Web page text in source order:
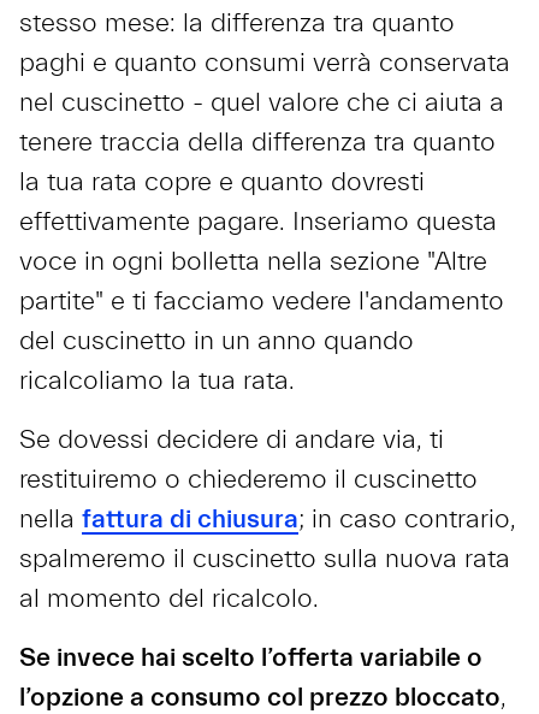
stesso mese: la differenza tra quanto
paghi e quanto consumi verrà conservata
nel cuscinetto - quel valore che ci aiuta a
tenere traccia della differenza tra quanto
la tua rata copre e quanto dovresti
effettivamente pagare. Inseriamo questa
voce in ogni bolletta nella sezione "Altre
partite" e ti facciamo vedere l'andamento
del cuscinetto in un anno quando
ricalcoliamo la tua rata.
Se dovessi decidere di andare via, ti
restituiremo o chiederemo il cuscinetto
nella fattura di chiusura; in caso contrario,
spalmeremo il cuscinetto sulla nuova rata
al momento del ricalcolo.
Se invece hai scelto l’offerta variabile o
l’opzione a consumo col prezzo bloccato,